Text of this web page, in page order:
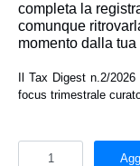
completa la
comunque
momento dalla
Il Tax Digest n.2/
focus trimestrale